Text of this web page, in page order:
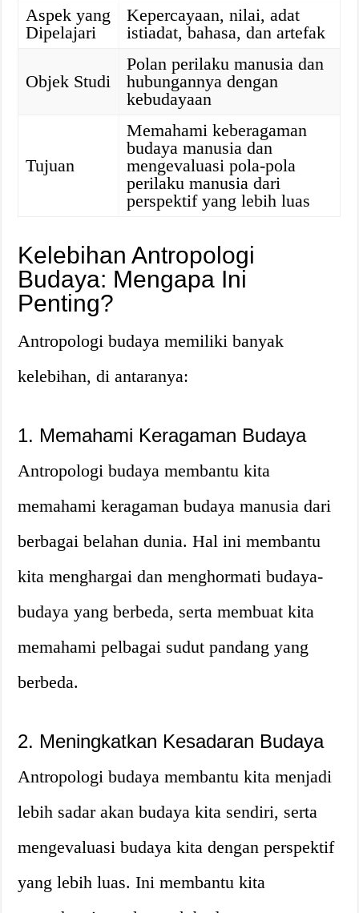
Aspek yang
Dipelajari
Kepercayaan, nilai, adat
istiadat, bahasa, dan artefak
Objek Studi
Polan perilaku manusia dan
hubungannya dengan
kebudayaan
Tujuan
Memahami keberagaman
budaya manusia dan
mengevaluasi pola-pola
perilaku manusia dari
perspektif yang lebih luas
Kelebihan Antropologi
Budaya: Mengapa Ini
Penting?
Antropologi budaya memiliki banyak
kelebihan, di antaranya:
1. Memahami Keragaman Budaya
Antropologi budaya membantu kita
memahami keragaman budaya manusia dari
berbagai belahan dunia. Hal ini membantu
kita menghargai dan menghormati budaya-
budaya yang berbeda, serta membuat kita
memahami pelbagai sudut pandang yang
berbeda.
2. Meningkatkan Kesadaran Budaya
Antropologi budaya membantu kita menjadi
lebih sadar akan budaya kita sendiri, serta
mengevaluasi budaya kita dengan perspektif
yang lebih luas. Ini membantu kita